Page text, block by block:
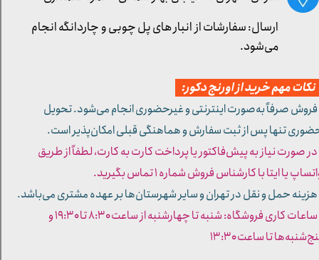
مهم خرید از اورنج دکور:
صرفاً به‌صورت اینترنتی و غیرحضوری انجام می‌شود. تحویل
تنها پس از ثبت سفارش و هماهنگی قبلی امکان‌پذیر است.
صورت نیاز به پیش‌فاکتور یا پرداخت کارت به کارت، لطفاً از طریق
یا ایتا با کارشناس فروش شماره ۱ تماس بگیرید.
حمل و نقل در تهران و سایر شهرستان‌ها بر عهده مشتری می‌باشد.
- ساعات کاری فروشگاه: شنبه تا چهارشنبه از ساعت ۸:۳۰ تا ۱۹:۳۰ و
تا ساعت ۱۳:۳۰​​​​​​​
ارسال: سفارشات از انبار های پل چوبی و چاردانگه انجام
می‌شود.